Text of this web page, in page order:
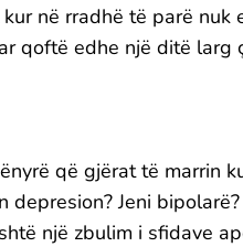
në rradhë të parë nuk
qoftë edhe një ditë larg
që gjërat të marrin
Jeni bipolarë?
një zbulim i sfidave